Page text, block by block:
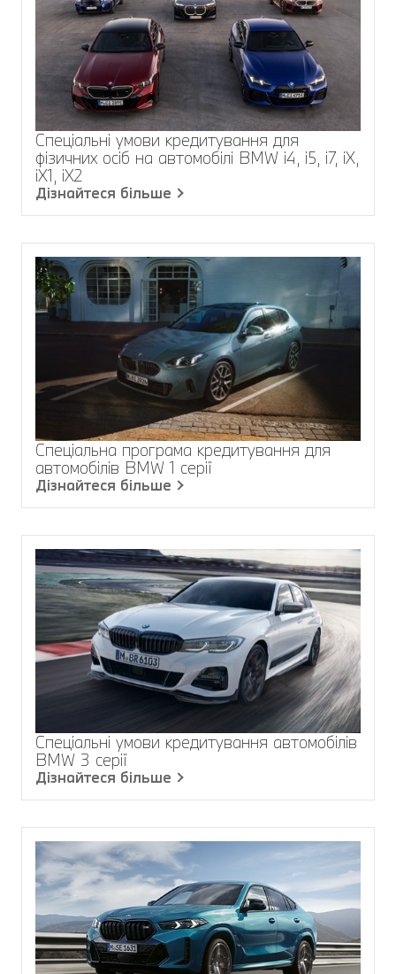
Спеціальні умови кредитування для
фізичних осіб на автомобілі BMW i4, i5, i7, iХ,
iХ1, iХ2
Дізнайтеся більше
Спеціальна програма кредитування для
автомобілів BMW 1 серії
Дізнайтеся більше
Спеціальні умови кредитування автомобілів
BMW 3 серії
Дізнайтеся більше